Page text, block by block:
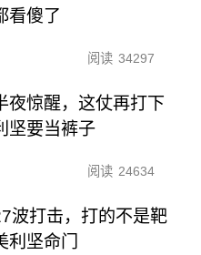
看傻了
阅读 34297
夜惊醒，这仗再打下
坚要当裤子
阅读 24634
波打击，打的不是靶
利坚命门